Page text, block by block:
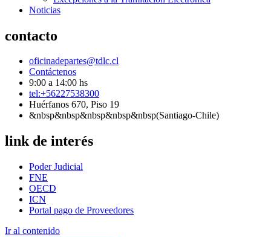
Noticias
contacto
oficinadepartes@tdlc.cl
Contáctenos
9:00 a 14:00 hs
tel:+56227538300
Huérfanos 670, Piso 19
&nbsp&nbsp&nbsp&nbsp&nbsp(Santiago-Chile)
link de interés
Poder Judicial
FNE
OECD
ICN
Portal pago de Proveedores
Ir al contenido